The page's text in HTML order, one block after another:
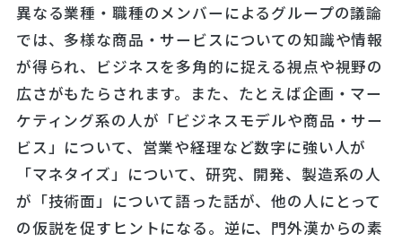
異なる業種・職種のメンバーによるグループの議論
では、多様な商品・サービスについての知識や情報
が得られ、ビジネスを多角的に捉える視点や視野の
広さがもたらされます。また、たとえば企画・マー
ケティング系の人が「ビジネスモデルや商品・サー
ビス」について、営業や経理など数字に強い人が
「マネタイズ」について、研究、開発、製造系の人
が「技術面」について語った話が、他の人にとって
の仮説を促すヒントになる。逆に、門外漢からの素